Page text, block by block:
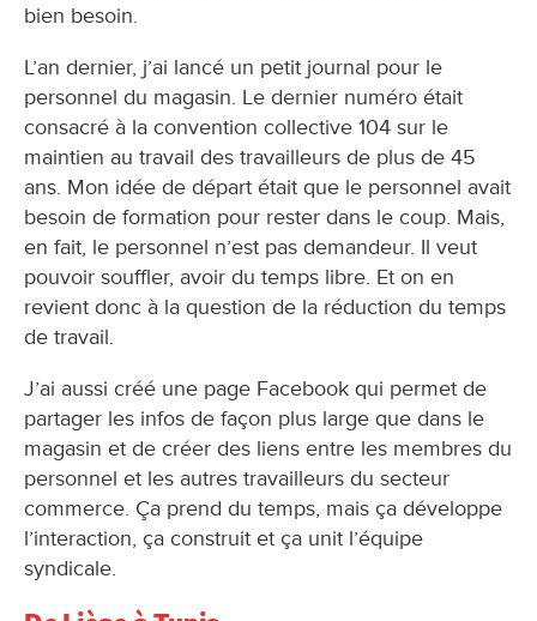
bien besoin.
L’an dernier, j’ai lancé un petit journal pour le
personnel du magasin. Le dernier numéro était
consacré à la convention collective 104 sur le
maintien au travail des travailleurs de plus de 45
ans. Mon idée de départ était que le personnel avait
besoin de formation pour rester dans le coup. Mais,
en fait, le personnel n’est pas demandeur. Il veut
pouvoir souffler, avoir du temps libre. Et on en
revient donc à la question de la réduction du temps
de travail.
J’ai aussi créé une page Facebook qui permet de
partager les infos de façon plus large que dans le
magasin et de créer des liens entre les membres du
personnel et les autres travailleurs du secteur
commerce. Ça prend du temps, mais ça développe
l’interaction, ça construit et ça unit l’équipe
syndicale.